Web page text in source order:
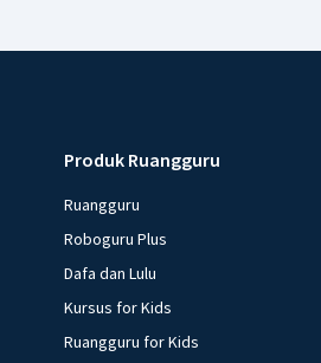
Produk Ruangguru
Ruangguru
Roboguru Plus
Dafa dan Lulu
Kursus for Kids
Ruangguru for Kids